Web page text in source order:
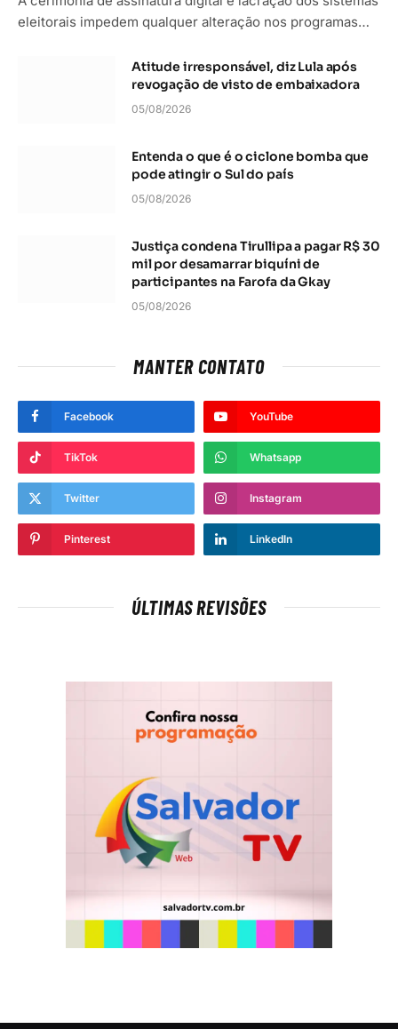
eleitorais impedem qualquer alteração nos programas…
Atitude irresponsável, diz Lula após
revogação de visto de embaixadora
05/08/2026
Entenda o que é o ciclone bomba que
pode atingir o Sul do país
05/08/2026
Justiça condena Tirullipa a pagar R$ 30
mil por desamarrar biquíni de
participantes na Farofa da Gkay
05/08/2026
MANTER CONTATO
Facebook YouTube
TikTok Whatsapp
Twitter Instagram
Pinterest LinkedIn
ÚLTIMAS REVISÕES